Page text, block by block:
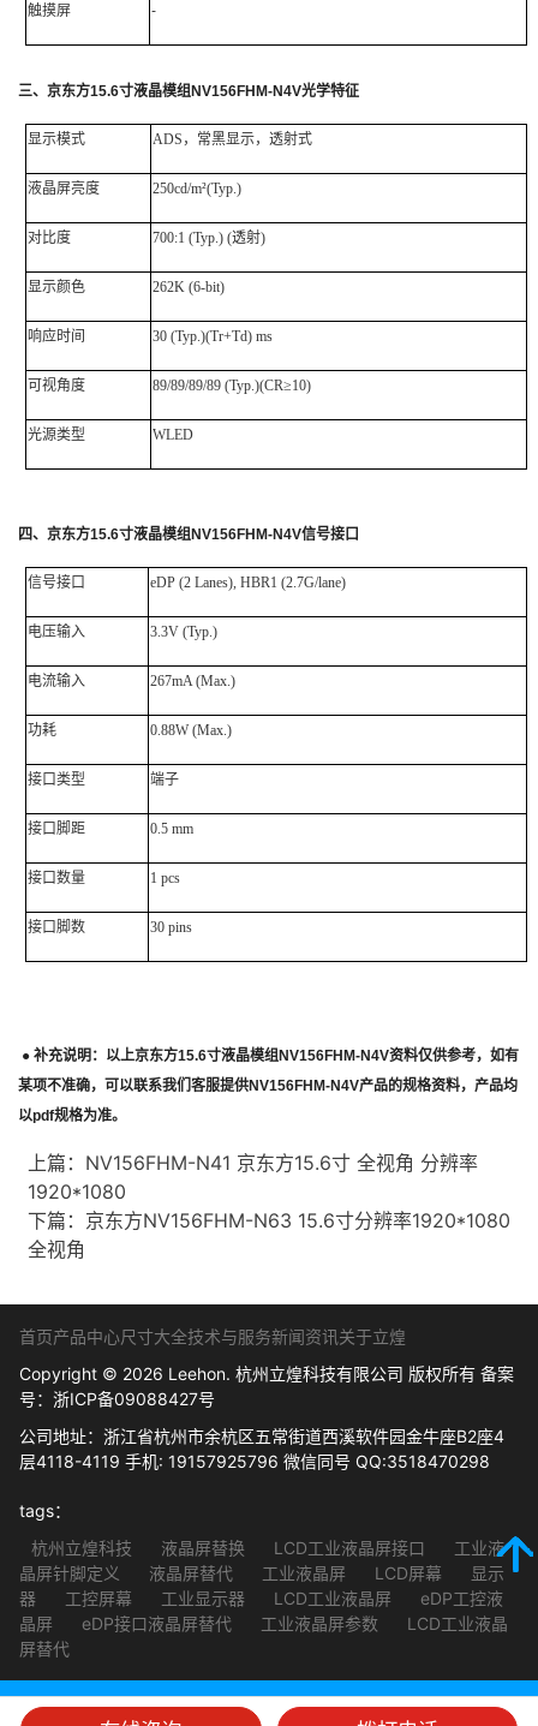
触摸屏 -
三、 京东方15.6寸液晶模组NV156FHM-N4V光学特征
显示模式 ADS，常黑显示，透射式
液晶屏亮度 250cd/m²(Typ.)
对比度 700:1 (Typ.) (透射)
显示颜色 262K (6-bit)
响应时间 30 (Typ.)(Tr+Td) ms
可视角度 89/89/89/89 (Typ.)(CR≥10)
光源类型 WLED
四、 京东方15.6寸液晶模组NV156FHM-N4V信号接口
信号接口 eDP (2 Lanes), HBR1 (2.7G/lane)
电压输入 3.3V (Typ.)
电流输入 267mA (Max.)
功耗 0.88W (Max.)
接口类型 端子
接口脚距 0.5 mm
接口数量 1 pcs
接口脚数 30 pins
● 补充说明：以上京东方15.6寸液晶模组NV156FHM-N4V资料仅供参考，如有
某项不准确，可以联系我们客服提供NV156FHM-N4V产品的规格资料，产品均
以pdf规格为准。
上篇： NV156FHM-N41 京东方15.6寸 全视角 分辨率
1920*1080
下篇： 京东方NV156FHM-N63 15.6寸分辨率1920*1080
全视角
首页产品中心尺寸大全技术与服务新闻资讯关于立煌
Copyright © 2026 Leehon. 杭州立煌科技有限公司 版权所有 备案
号： 浙ICP备09088427号
公司地址：浙江省杭州市余杭区五常街道西溪软件园金牛座B2座4
层4118-4119 手机: 19157925796 微信同号 QQ:3518470298
tags：
杭州立煌科技
液晶屏替换 LCD工业液晶屏接口
工业液
晶屏针脚定义
液晶屏替代 工业液晶屏 LCD屏幕
显示
器
工控屏幕 工业显示器 LCD工业液晶屏
eDP工控液
晶屏
eDP接口液晶屏替代 工业液晶屏参数
LCD工业液晶
屏替代